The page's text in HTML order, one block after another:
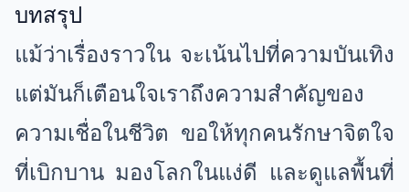
บทสรุป
แม้ว่าเรื่องราวใน จะเน้นไปที่ความบันเทิง
แต่มันก็เตือนใจเราถึงความสำคัญของ
ความเชื่อในชีวิต ขอให้ทุกคนรักษาจิตใจ
ที่เบิกบาน มองโลกในแง่ดี และดูแลพื้นที่